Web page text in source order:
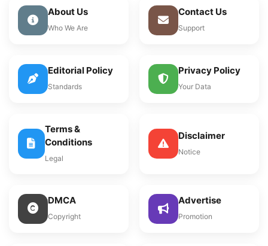
About Us
Who We Are
Contact Us
Support
Editorial Policy
Standards
Privacy Policy
Your Data
Terms &
Conditions
Legal
Disclaimer
Notice
DMCA
Copyright
Advertise
Promotion